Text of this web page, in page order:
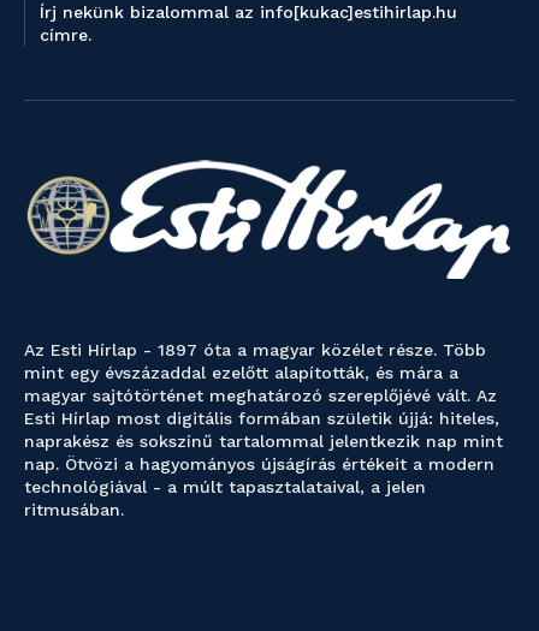
Írj nekünk bizalommal az info[kukac]estihirlap.hu
címre.
Az Esti Hírlap - 1897 óta a magyar közélet része. Több
mint egy évszázaddal ezelőtt alapították, és mára a
magyar sajtótörténet meghatározó szereplőjévé vált. Az
Esti Hírlap most digitális formában születik újjá: hiteles,
naprakész és sokszínű tartalommal jelentkezik nap mint
nap. Ötvözi a hagyományos újságírás értékeit a modern
technológiával - a múlt tapasztalataival, a jelen
ritmusában.